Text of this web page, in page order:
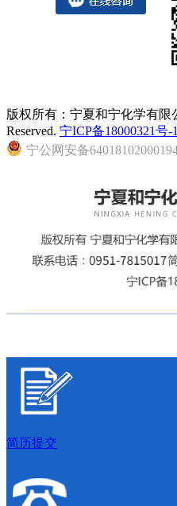
版权所有：宁夏和宁化学有限
Reserved. 宁ICP备18000321号-1
宁公网安备
简历提交